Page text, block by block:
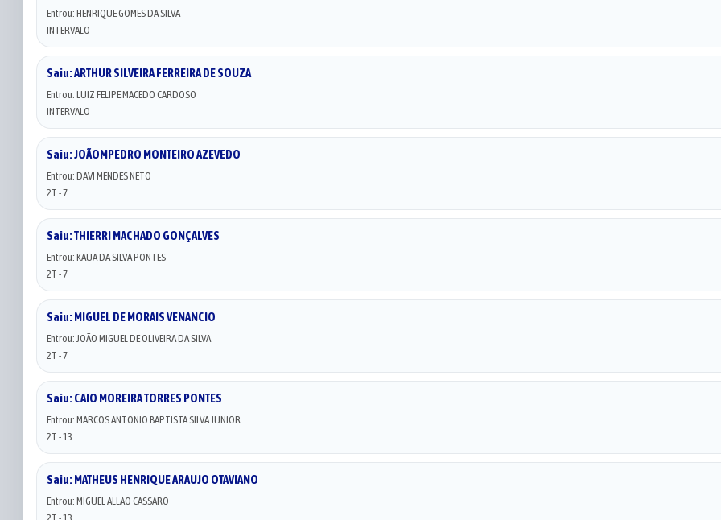
Entrou: HENRIQUE GOMES DA SILVA
INTERVALO
Saiu: ARTHUR SILVEIRA FERREIRA DE SOUZA
Entrou: LUIZ FELIPE MACEDO CARDOSO
INTERVALO
Saiu: JOÃOMPEDRO MONTEIRO AZEVEDO
Entrou: DAVI MENDES NETO
2T - 7
Saiu: THIERRI MACHADO GONÇALVES
Entrou: KAUA DA SILVA PONTES
2T - 7
Saiu: MIGUEL DE MORAIS VENANCIO
Entrou: JOÃO MIGUEL DE OLIVEIRA DA SILVA
2T - 7
Saiu: CAIO MOREIRA TORRES PONTES
Entrou: MARCOS ANTONIO BAPTISTA SILVA JUNIOR
2T - 13
Saiu: MATHEUS HENRIQUE ARAUJO OTAVIANO
Entrou: MIGUEL ALLAO CASSARO